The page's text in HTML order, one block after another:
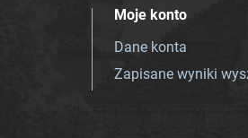
Moje konto
Dane konta
Zapisane wyniki